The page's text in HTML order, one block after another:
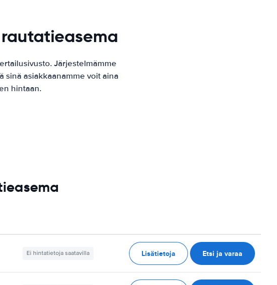
Järjestelmämme
asiakkaanamme voit aina
hintaan.
Ei hintatietoja saatavilla Lisätietoja Etsi ja varaa